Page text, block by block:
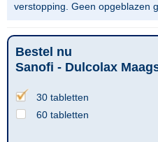
verstopping. Geen opgeblazen
Bestel nu
Sanofi - Dulcolax
30 tabletten
60 tabletten